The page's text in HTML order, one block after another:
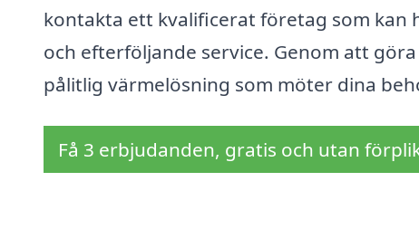
kontakta ett kvalificerat företag som
och efterföljande service. Genom att
pålitlig värmelösning som möter dina
Få 3 erbjudanden, gratis och utan